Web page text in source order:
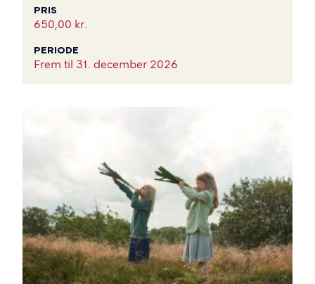
PRIS
650,00 kr.
PERIODE
Frem til 31. december 2026